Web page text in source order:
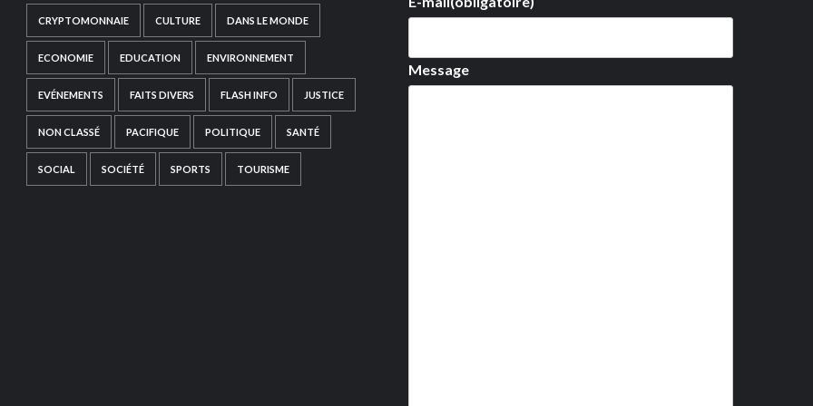
CRYPTOMONNAIE CULTURE DANS LE MONDE
ECONOMIE EDUCATION ENVIRONNEMENT
EVÉNEMENTS FAITS DIVERS FLASH INFO JUSTICE
NON CLASSÉ PACIFIQUE POLITIQUE SANTÉ
SOCIAL SOCIÉTÉ SPORTS TOURISME
Message